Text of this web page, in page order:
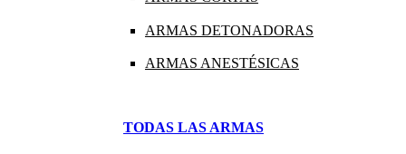
ARMAS DETONADORAS
ARMAS ANESTÉSICAS
TODAS LAS ARMAS